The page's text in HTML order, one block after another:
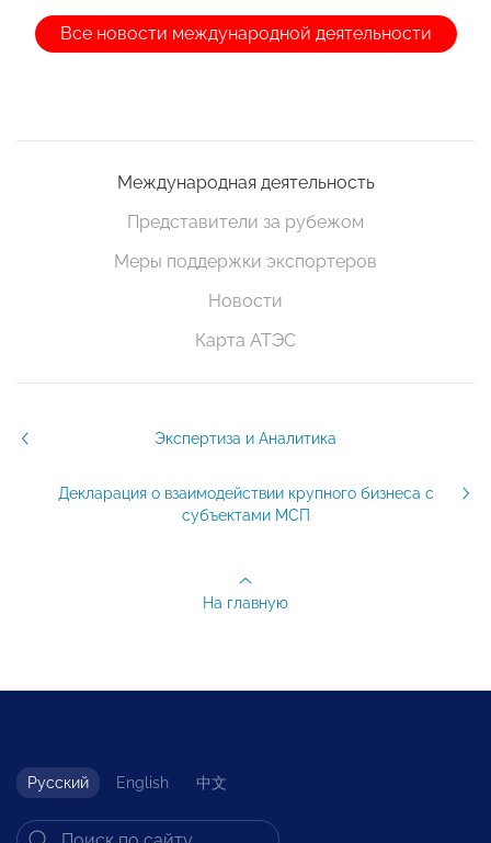
Все новости международной деятельности
Международная деятельность
Представители за рубежом
Меры поддержки экспортеров
Новости
Карта АТЭС
Экспертиза и Аналитика
Декларация о взаимодействии крупного бизнеса с
субъектами МСП
На главную
Русский English 中文